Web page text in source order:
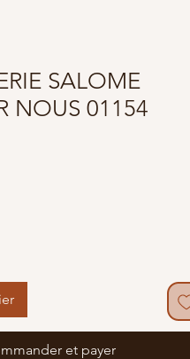
SALOME
NOUS 01154
et payer